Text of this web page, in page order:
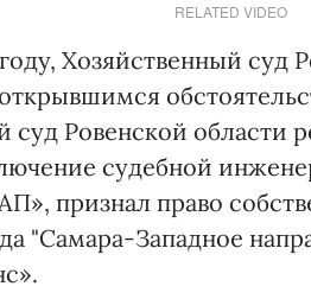
RELATED VIDEO
Хозяйственный суд
суд Ровенской области
судебной
признал право
"Самара-Западное